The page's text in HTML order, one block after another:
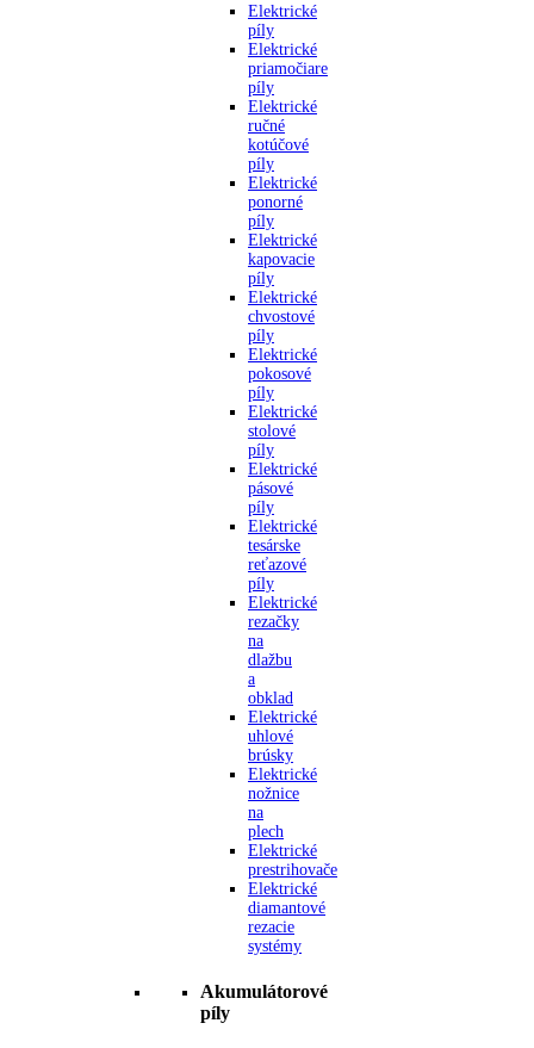
Elektrické
píly
Elektrické
priamočiare
píly
Elektrické
ručné
kotúčové
píly
Elektrické
ponorné
píly
Elektrické
kapovacie
píly
Elektrické
chvostové
píly
Elektrické
pokosové
píly
Elektrické
stolové
píly
Elektrické
pásové
píly
Elektrické
tesárske
reťazové
píly
Elektrické
rezačky
na
dlažbu
a
obklad
Elektrické
uhlové
brúsky
Elektrické
nožnice
na
plech
Elektrické
prestrihovače
Elektrické
diamantové
rezacie
systémy
Akumulátorové
píly